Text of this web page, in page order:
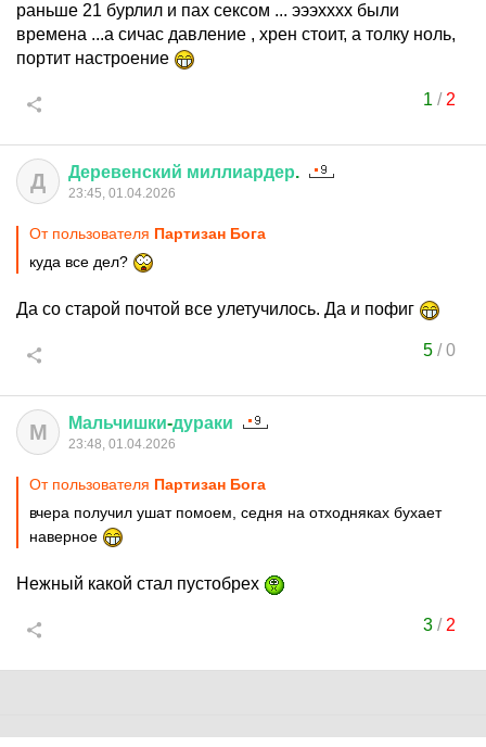
раньше 21 бурлил и пах сексом ... эээхххх были
времена ...а сичас давление , хрен стоит, а толку ноль,
портит настроение
1 / 2
Д Деревенский миллиардер.
23:45, 01.04.2026
От пользователя Партизан Бога
куда все дел?
Да со старой почтой все улетучилось. Да и пофиг
5/0
М Мальчишки-дураки
23:48, 01.04.2026
От пользователя Партизан Бога
вчера получил ушат помоем, седня на отходняках бухает
наверное
Нежный какой стал пустобрех
3/ 2